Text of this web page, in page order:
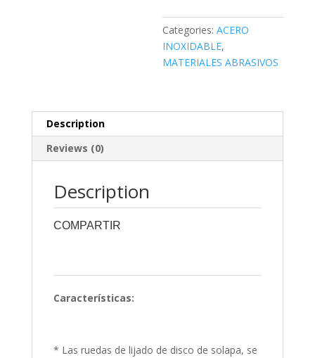
180
PLANO
quantity
Categories:ACERO
INOXIDABLE,
MATERIALES ABRASIVOS
Description
Reviews (0)
Description
COMPARTIR
Características:
* Las ruedas de lijado de disco de solapa, se